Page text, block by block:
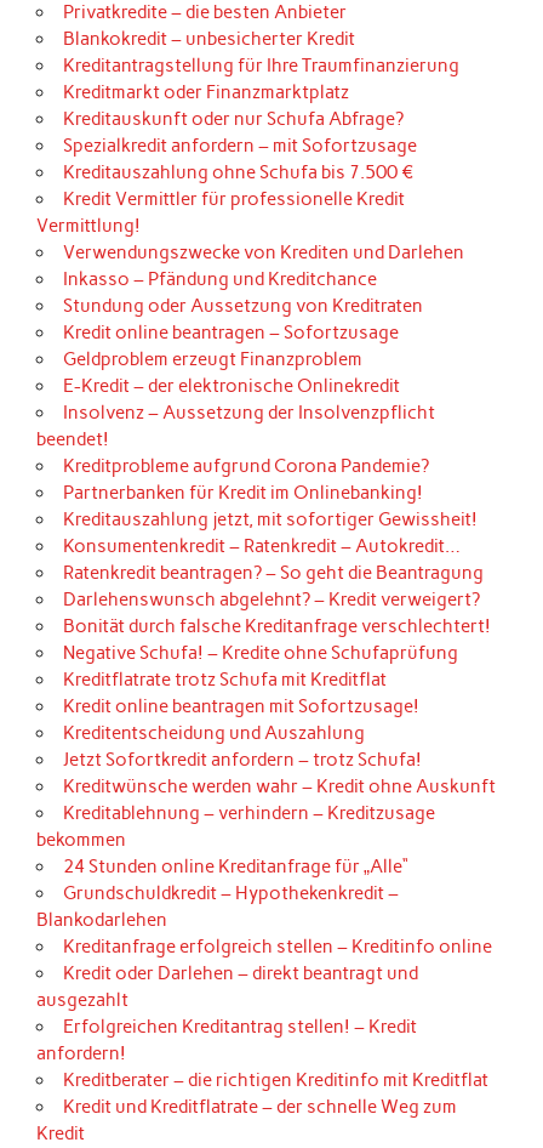
Privatkredite – die besten Anbieter
Blankokredit – unbesicherter Kredit
Kreditantragstellung für Ihre Traumfinanzierung
Kreditmarkt oder Finanzmarktplatz
Kreditauskunft oder nur Schufa Abfrage?
Spezialkredit anfordern – mit Sofortzusage
Kreditauszahlung ohne Schufa bis 7.500 €
Kredit Vermittler für professionelle Kredit
Vermittlung!
Verwendungszwecke von Krediten und Darlehen
Inkasso – Pfändung und Kreditchance
Stundung oder Aussetzung von Kreditraten
Kredit online beantragen – Sofortzusage
Geldproblem erzeugt Finanzproblem
E-Kredit – der elektronische Onlinekredit
Insolvenz – Aussetzung der Insolvenzpflicht
beendet!
Kreditprobleme aufgrund Corona Pandemie?
Partnerbanken für Kredit im Onlinebanking!
Kreditauszahlung jetzt, mit sofortiger Gewissheit!
Konsumentenkredit – Ratenkredit – Autokredit…
Ratenkredit beantragen? – So geht die Beantragung
Darlehenswunsch abgelehnt? – Kredit verweigert?
Bonität durch falsche Kreditanfrage verschlechtert!
Negative Schufa! – Kredite ohne Schufaprüfung
Kreditflatrate trotz Schufa mit Kreditflat
Kredit online beantragen mit Sofortzusage!
Kreditentscheidung und Auszahlung
Jetzt Sofortkredit anfordern – trotz Schufa!
Kreditwünsche werden wahr – Kredit ohne Auskunft
Kreditablehnung – verhindern – Kreditzusage
bekommen
24 Stunden online Kreditanfrage für „Alle“
Grundschuldkredit – Hypothekenkredit –
Blankodarlehen
Kreditanfrage erfolgreich stellen – Kreditinfo online
Kredit oder Darlehen – direkt beantragt und
ausgezahlt
Erfolgreichen Kreditantrag stellen! – Kredit
anfordern!
Kreditberater – die richtigen Kreditinfo mit Kreditflat
Kredit und Kreditflatrate – der schnelle Weg zum
Kredit